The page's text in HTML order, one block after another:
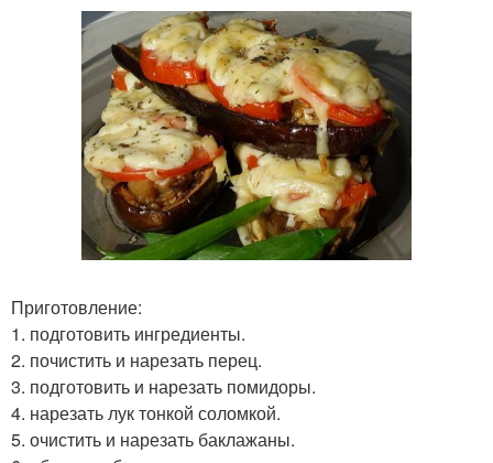
Приготовление:
1. подготовить ингредиенты.
2. почистить и нарезать перец.
3. подготовить и нарезать помидоры.
4. нарезать лук тонкой соломкой.
5. очистить и нарезать баклажаны.